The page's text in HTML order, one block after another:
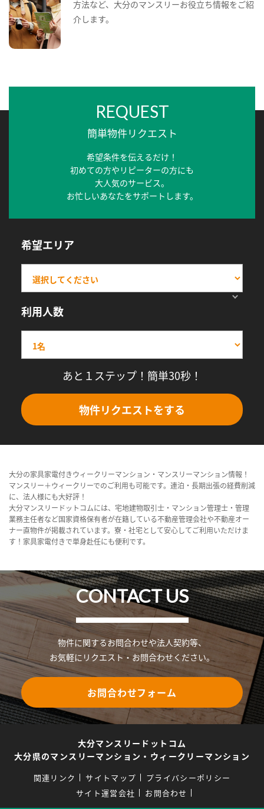
方法など、大分のマンスリーお役立ち情報をご紹
介します。
REQUEST
簡単物件リクエスト
希望条件を伝えるだけ！
初めての方やリピーターの方にも
大人気のサービス。
お忙しいあなたをサポートします。
希望エリア
利用人数
あと１ステップ！簡単30秒！
物件リクエストをする
大分の家具家電付きウィークリーマンション・マンスリーマンション情報！
マンスリー＋ウィークリーでのご利用も可能です。連泊・長期出張の経費削減
に、法人様にも大好評！
大分マンスリードットコムには、宅地建物取引士・マンション管理士・管理
業務主任者など国家資格保有者が在籍している不動産管理会社や不動産オー
ナー直物件が掲載されています。寮・社宅として安心してご利用いただけま
す！家具家電付きで単身赴任にも便利です。
CONTACT US
物件に関するお問合わせや法人契約等、
お気軽にリクエスト・お問合わせください。
お問合わせフォーム
大分マンスリードットコム
大分県のマンスリーマンション・ウィークリーマンション
関連リンク サイトマップ
プライバシーポリシー
サイト運営会社
お問合わせ